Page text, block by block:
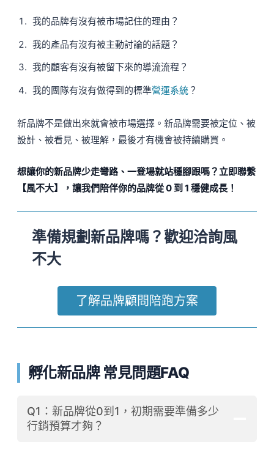
我的品牌有沒有被市場記住的理由？
我的產品有沒有被主動討論的話題？
我的顧客有沒有被留下來的導流流程？
我的團隊有沒有做得到的標準營運系統 ？
新品牌不是做出來就會被市場選擇。新品牌需要被定位、被
設計、被看見、被理解，最後才有機會被持續購買。
想讓你的新品牌少走彎路、一登場就站穩腳跟嗎？立即聯繫
【風不大】，讓我們陪伴你的品牌從 0 到 1 穩健成長！
準備規劃新品牌嗎？歡迎洽詢風
不大
了解品牌顧問陪跑方案
孵化新品牌 常見問題FAQ
Q1：新品牌從0到1，初期需要準備多少
行銷預算才夠？